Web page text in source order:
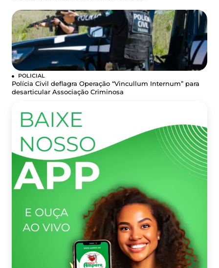
POLICIAL
Polícia Civil deflagra Operação “Vincullum Internum” para
desarticular Associação Criminosa